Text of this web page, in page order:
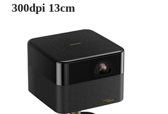
300dpi 13cm